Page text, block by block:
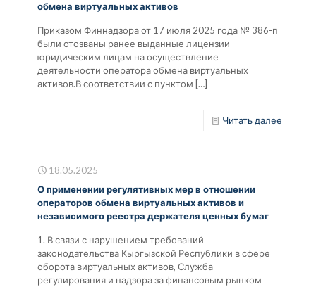
обмена виртуальных активов
Приказом Финнадзора от 17 июля 2025 года № 386-п
были отозваны ранее выданные лицензии
юридическим лицам на осуществление
деятельности оператора обмена виртуальных
активов.В соответствии с пунктом […]
Читать далее
18.05.2025
О применении регулятивных мер в отношении
операторов обмена виртуальных активов и
независимого реестра держателя ценных бумаг
1. В связи с нарушением требований
законодательства Кыргызской Республики в сфере
оборота виртуальных активов, Служба
регулирования и надзора за финансовым рынком